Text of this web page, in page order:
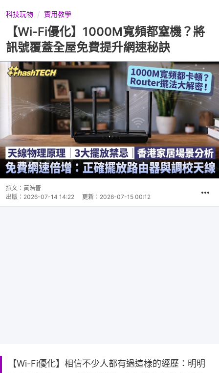
科技玩物 實用教學
【Wi-Fi優化】1000M寬頻都窒機？將
訊號覆蓋全屋免費提升網速秘訣
撰文： 黃浩晉
出版： 2026-07-14 14:22 更新： 2026-07-15 00:12
【Wi-Fi優化】相信不少人都有過這樣的經歷：明明